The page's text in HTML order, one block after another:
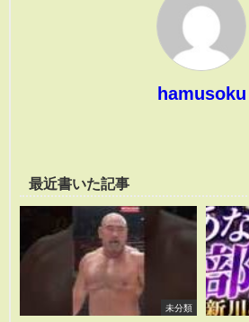
hamusoku
最近書いた記事
未分類